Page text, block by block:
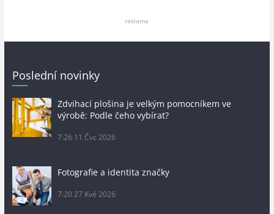
reklama
Poslední novinky
Zdvihací plošina je velkým pomocníkem ve
výrobě: Podle čeho vybírat?
7:26 11 Čvc 2026
Fotografie a identita značky
7:20 27 Kvě 2026